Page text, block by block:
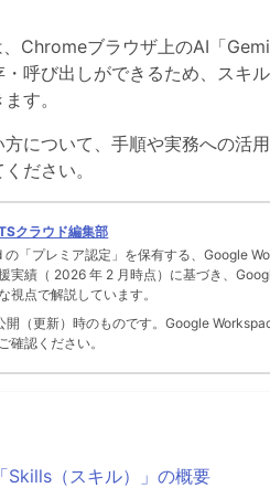
Chromeブラウザ上のAI「
呼び出しができるため、スキ
す。
について、手順や実務への活
ださい。
クラウド編集部
「プレミア認定」を保有する、Google
実績（ 2026 年 2 月時点）に基づき、
視点で解説しています。
開（更新）時のものです。Google
確認ください。
Skills（スキル）」の概要